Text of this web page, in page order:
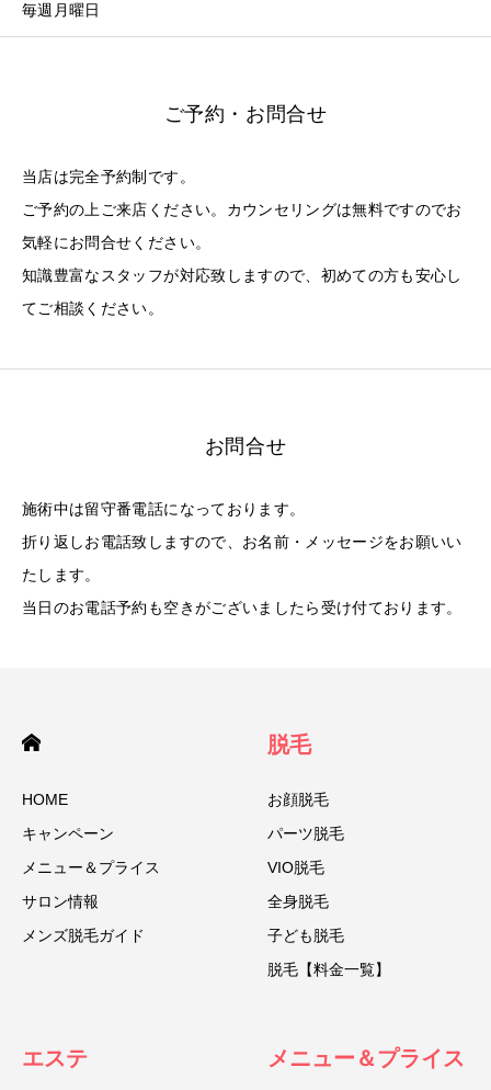
毎週月曜日
ご予約・お問合せ
当店は完全予約制です。
ご予約の上ご来店ください。カウンセリングは無料ですのでお
気軽にお問合せください。
知識豊富なスタッフが対応致しますので、初めての方も安心し
てご相談ください。
お問合せ
施術中は留守番電話になっております。
折り返しお電話致しますので、お名前・メッセージをお願いい
たします。
当日のお電話予約も空きがございましたら受け付ております。
HOME
キャンペーン
メニュー＆プライス
サロン情報
メンズ脱毛ガイド
脱毛
お顔脱毛
パーツ脱毛
VIO脱毛
全身脱毛
子ども脱毛
脱毛【料金一覧】
エステ メニュー＆プライス